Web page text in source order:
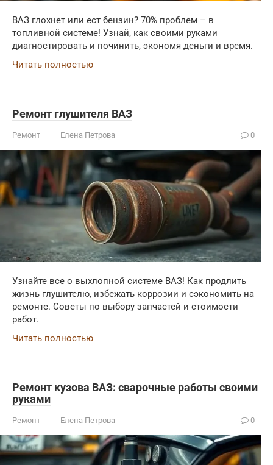
ВАЗ глохнет или ест бензин? 70% проблем – в
топливной системе! Узнай, как своими руками
диагностировать и починить, экономя деньги и время.
Читать полностью
Ремонт глушителя ВАЗ
Ремонт Елена Петрова 0
Узнайте все о выхлопной системе ВАЗ! Как продлить
жизнь глушителю, избежать коррозии и сэкономить на
ремонте. Советы по выбору запчастей и стоимости
работ.
Читать полностью
Ремонт кузова ВАЗ: сварочные работы своими
руками
Ремонт Елена Петрова 0